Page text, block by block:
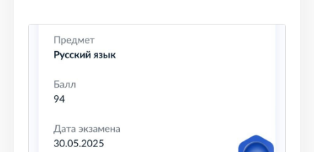
чувствовала, что проседаю в заданиях. На
а подготовка проходила легко. Также у
Турбо удобная платформа и есть
возможность бесконечно отрабатывать